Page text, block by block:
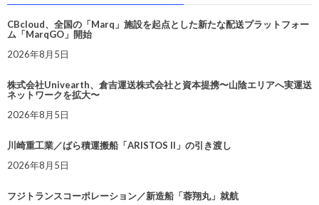
CBcloud、全国の「Marq」施設を起点とした新たな配送プラットフォー
ム「MarqGO」開始
2026年8月5日
株式会社Univearth、倉吉運送株式会社と資本提携〜山陰エリアへ実運送
ネットワークを拡大〜
2026年8月5日
川崎重工業／ばら積運搬船「ARISTOS II」の引き渡し
2026年8月5日
フジトランスコーポレーション／新造船「蓉翔丸」就航